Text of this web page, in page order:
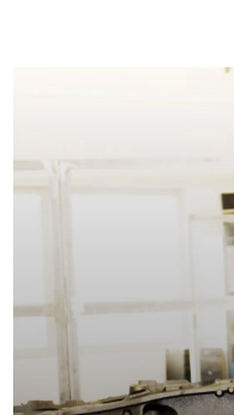
Bearbeiten
Gussputzen